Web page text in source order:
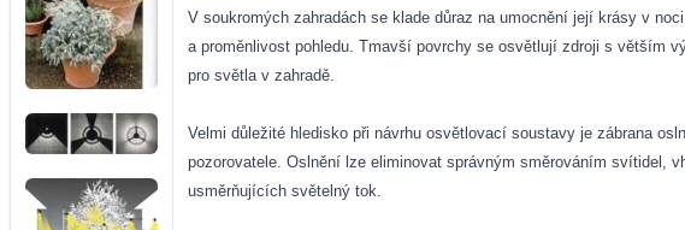
V soukromých zahradách se klade důraz na umocnění její krásy v
a proměnlivost pohledu. Tmavší povrchy se osvětlují zdroji s větším
pro světla v zahradě.
Velmi důležité hledisko při návrhu osvětlovací soustavy je zábrana
pozorovatele. Oslnění lze eliminovat správným směrováním svítidel,
usměrňujících světelný tok.